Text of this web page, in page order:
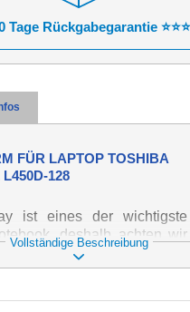
Tage Rückgabegarantie
FÜR LAPTOP TOSHIBA
128
ist eines der wichtigste
deshalb achten wir
Qualität dieses Ersatzteils.
Darstellung von Texten und
Vollständige Beschreibung